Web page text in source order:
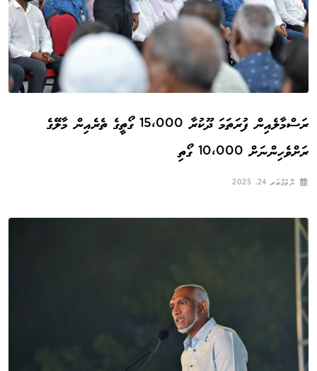
ރަސްމާލެއިން ފުރަތަމަ ދޫކުރާ 15،000 ގޯތީގެ ތެރެއިން މާލޭގެ
ރަށްވެހިންނަށް 10،000 ގޯތި
ނޮވެމްބަރ 24, 2025